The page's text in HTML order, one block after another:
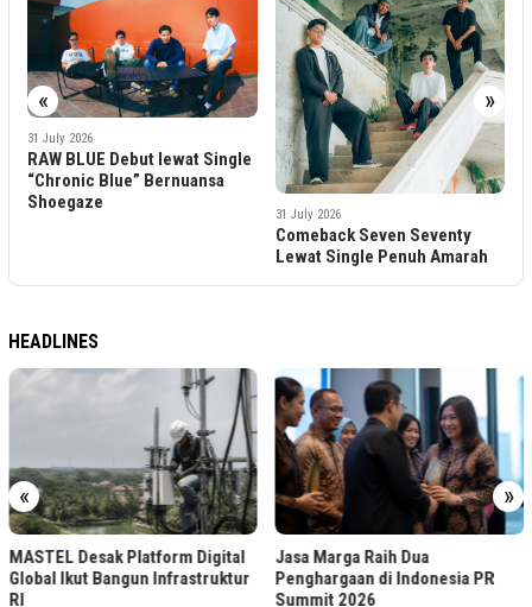
« »
Single
Comeback Seven Seventy
Lewat Single Penuh Amarah
26 July 2026
Una Eterna Rilis Album
‘Soundsystem
Lewat Anti Trust Records
HEADLINES
« »
Jasa Marga Raih Dua
Penghargaan di Indonesia PR
Jasa Marga Raih Predikat
TJSL & CSR Award 2026